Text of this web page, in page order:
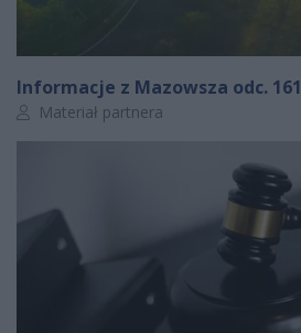
Informacje z Mazowsza odc. 161
Autor artykułu:
Materiał partnera